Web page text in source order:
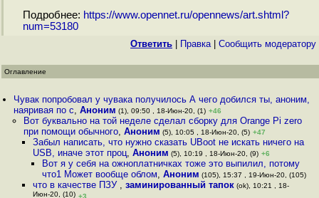
Подробнее: https://www.opennet.ru/opennews/art.shtml?
num=53180
Ответить Правка| Cообщить модератору
Оглавление
Чувак попробовал у чувака получилось А чего добился ты, аноним,
наяривая по с,Аноним (1), 09:50 , 18-Июн-20, (1) +46
Вот буквально на той неделе сделал сборку для Orange Pi zero
при помощи обычного, Аноним (5), 10:05 , 18-Июн-20, (5) +47
Забыл написать, что нужно сказать UBoot не искать ничего на
USB, иначе этот проц, Аноним (5), 10:19 , 18-Июн-20, (9) +6
Вот я у себя на ожноплатничках тоже это выпилил, потому
что1 Может вообще облом,Аноним (105), 15:37 , 19-Июн-20, (105)
что в качестве ПЗУ , заминированный тапок(ok), 10:21 , 18-
Июн-20, (10) +3